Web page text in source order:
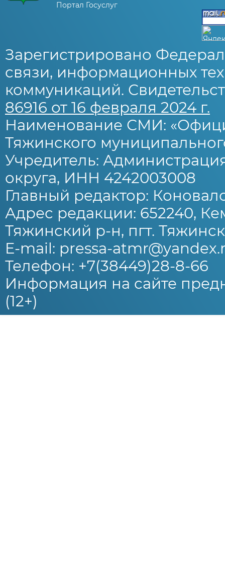
Портал Госуслуг
Зарегистрировано
связи, информационных
коммуникаций.
86916 от 16 февраля 2024 г.
Наименование СМИ:
Тяжинского
Учредитель:
округа, ИНН 4242003008
Главный редактор:
Адрес редакции: 652240,
Тяжинский р-н, пгт.
E-mail: pressa-
Телефон: +7(38449)28-8-66
Информация на сайте
(12+)